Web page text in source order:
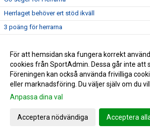
Herrlaget behöver ert stöd ikväll
3 poäng för herrarna
Hertzöga - Ölme lördag 13.00
Herr U säkrade seriesegern
Adolfsberg - Hertzöga 1-3
Daves grabbar åker till Adolfsberg
För att hemsidan ska fungera korrekt
cookies från SportAdmin. Dessa går inte att
Föreningen kan också använda frivilliga
eller marknadsföring. Du väljer själv om du
Anpassa dina val
Acceptera nödvändiga Acceptera